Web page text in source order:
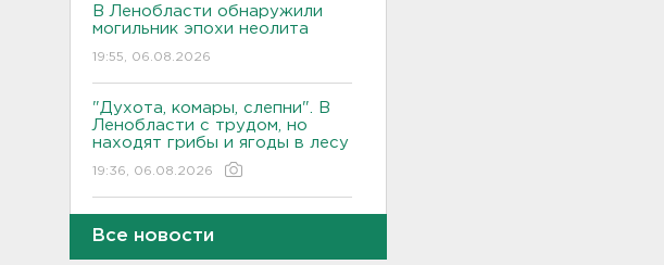
В Ленобласти обнаружили
могильник эпохи неолита
19:55, 06.08.2026
"Духота, комары, слепни". В
Ленобласти с трудом, но
находят грибы и ягоды в лесу
19:36, 06.08.2026
дача или проживание рядом с
парком спасает от этой
Все новости